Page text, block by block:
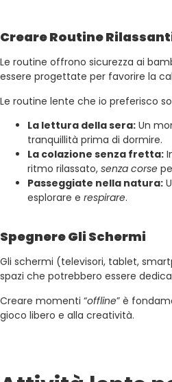
Creare Routine
Le routine offrono sicurezza ai
essere progettate per favorire la
Le routine lente che io preferisco
La lettura della sera: Un
tranquillità prima di dormire.
La colazione senza fretta:
ritmo rilassato, senza corse
Passeggiate nella natura:
esplorare e respirare.
Spegnere Gli Schermi
Gli schermi (televisori, tablet,
spazi che potrebbero essere
Creare momenti “offline” è
gioco libero e alla creatività.